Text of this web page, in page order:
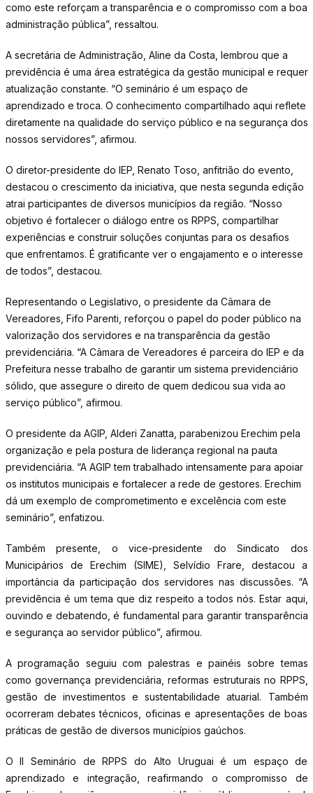
como este reforçam a transparência e o compromisso com a boa
administração pública”, ressaltou.
A secretária de Administração, Aline da Costa, lembrou que a
previdência é uma área estratégica da gestão municipal e requer
atualização constante. “O seminário é um espaço de
aprendizado e troca. O conhecimento compartilhado aqui reflete
diretamente na qualidade do serviço público e na segurança dos
nossos servidores”, afirmou.
O diretor-presidente do IEP, Renato Toso, anfitrião do evento,
destacou o crescimento da iniciativa, que nesta segunda edição
atrai participantes de diversos municípios da região. “Nosso
objetivo é fortalecer o diálogo entre os RPPS, compartilhar
experiências e construir soluções conjuntas para os desafios
que enfrentamos. É gratificante ver o engajamento e o interesse
de todos”, destacou.
Representando o Legislativo, o presidente da Câmara de
Vereadores, Fifo Parenti, reforçou o papel do poder público na
valorização dos servidores e na transparência da gestão
previdenciária. “A Câmara de Vereadores é parceira do IEP e da
Prefeitura nesse trabalho de garantir um sistema previdenciário
sólido, que assegure o direito de quem dedicou sua vida ao
serviço público”, afirmou.
O presidente da AGIP, Alderi Zanatta, parabenizou Erechim pela
organização e pela postura de liderança regional na pauta
previdenciária. “A AGIP tem trabalhado intensamente para apoiar
os institutos municipais e fortalecer a rede de gestores. Erechim
dá um exemplo de comprometimento e excelência com este
seminário”, enfatizou.
Também presente, o vice-presidente do Sindicato dos
Municipários de Erechim (SIME), Selvídio Frare, destacou a
importância da participação dos servidores nas discussões. “A
previdência é um tema que diz respeito a todos nós. Estar aqui,
ouvindo e debatendo, é fundamental para garantir transparência
e segurança ao servidor público”, afirmou.
A programação seguiu com palestras e painéis sobre temas
como governança previdenciária, reformas estruturais no RPPS,
gestão de investimentos e sustentabilidade atuarial. Também
ocorreram debates técnicos, oficinas e apresentações de boas
práticas de gestão de diversos municípios gaúchos.
O II Seminário de RPPS do Alto Uruguai é um espaço de
aprendizado e integração, reafirmando o compromisso de